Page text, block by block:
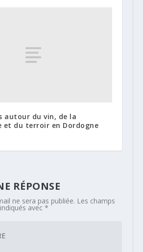
autour du vin, de la
et du terroir en Dordogne
RÉPONSE
ne sera pas publiée. Les champs
avec *